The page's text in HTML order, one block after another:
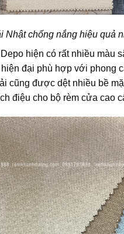
Nhật chống nắng hiệu quả
hiện có rất nhiều màu
đại phù hợp với phong
cũng được dệt nhiều bề
điệu cho bộ rèm cửa cao